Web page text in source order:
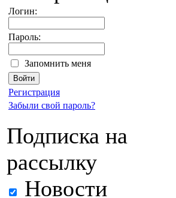
Логин:
Пароль:
Запомнить меня
Регистрация
Забыли свой пароль?
Подписка на
рассылку
Новости